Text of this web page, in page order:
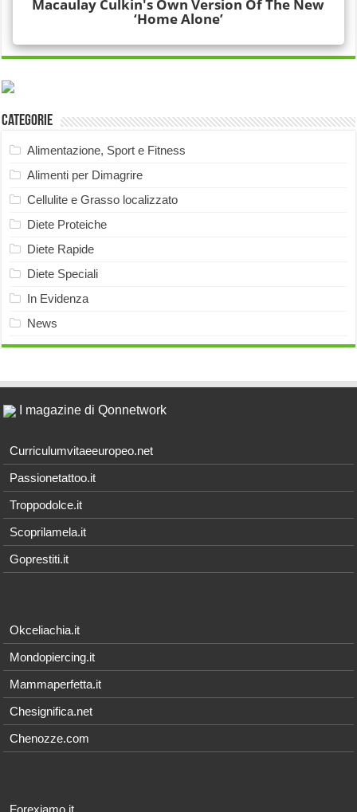
Categorie
Alimentazione, Sport e Fitness
Alimenti per Dimagrire
Cellulite e Grasso localizzato
Diete Proteiche
Diete Rapide
Diete Speciali
In Evidenza
News
I magazine di Qonnetwork
Curriculumvitaeeuropeo.net
Passionetattoo.it
Troppodolce.it
Scoprilamela.it
Goprestiti.it
Okceliachia.it
Mondopiercing.it
Mammaperfetta.it
Chesignifica.net
Chenozze.com